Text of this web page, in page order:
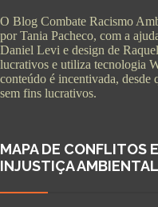
O Blog Combate Racismo
por Tania Pacheco, com a
Daniel Levi e design de
lucrativos e utiliza tecnologia
conteúdo é incentivada, desde
sem fins lucrativos.
MAPA DE CONFLITOS
INJUSTIÇA